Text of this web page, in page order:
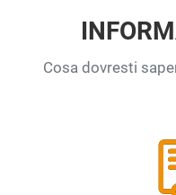
Cosa dovresti